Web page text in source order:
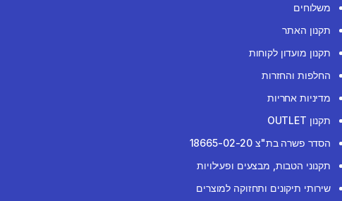
משלוחים
תקנון האתר
תקנון מועדון לקוחות
החלפות והחזרות
מדיניות אחריות
תקנון OUTLET
הסדר פשרה בת"צ 18665-02-20
תקנוני הטבות, מבצעים ופעילויות
שירותי תיקונים ותחזוקה למוצרים